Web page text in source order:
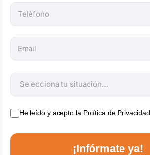
He leído y acepto la Política de Privacidad
¡Infórmate ya!